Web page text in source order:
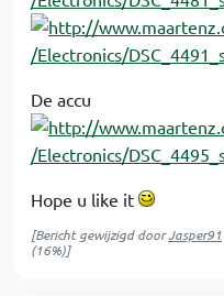
De accu
Hope u like it
[Bericht gewijzigd doorJasper91
(16%)]